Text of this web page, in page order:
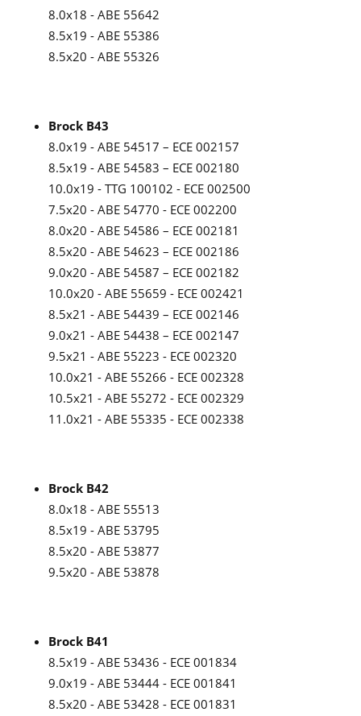
8.0x18 - ABE 55642
8.5x19 - ABE 55386
8.5x20 - ABE 55326
Brock B43
8.0x19 - ABE 54517 – ECE 002157
8.5x19 - ABE 54583 – ECE 002180
10.0x19 - TTG 100102 - ECE 002500
7.5x20 - ABE 54770 - ECE 002200
8.0x20 - ABE 54586 – ECE 002181
8.5x20 - ABE 54623 – ECE 002186
9.0x20 - ABE 54587 – ECE 002182
10.0x20 - ABE 55659 - ECE 002421
8.5x21 - ABE 54439 – ECE 002146
9.0x21 - ABE 54438 – ECE 002147
9.5x21 - ABE 55223 - ECE 002320
10.0x21 - ABE 55266 - ECE 002328
10.5x21 - ABE 55272 - ECE 002329
11.0x21 - ABE 55335 - ECE 002338
Brock B42
8.0x18 - ABE 55513
8.5x19 - ABE 53795
8.5x20 - ABE 53877
9.5x20 - ABE 53878
Brock B41
8.5x19 - ABE 53436 - ECE 001834
9.0x19 - ABE 53444 - ECE 001841
8.5x20 - ABE 53428 - ECE 001831